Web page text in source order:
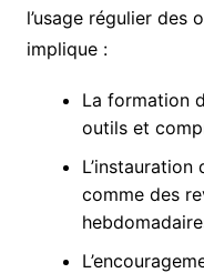
l’usage régulier des
implique :
La formation
outils et
L’instauration
comme des